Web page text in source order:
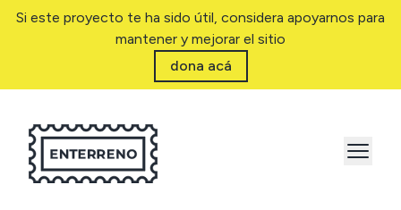
Si este proyecto te ha sido útil, considera apoyarnos para
mantener y mejorar el sitio
dona acá